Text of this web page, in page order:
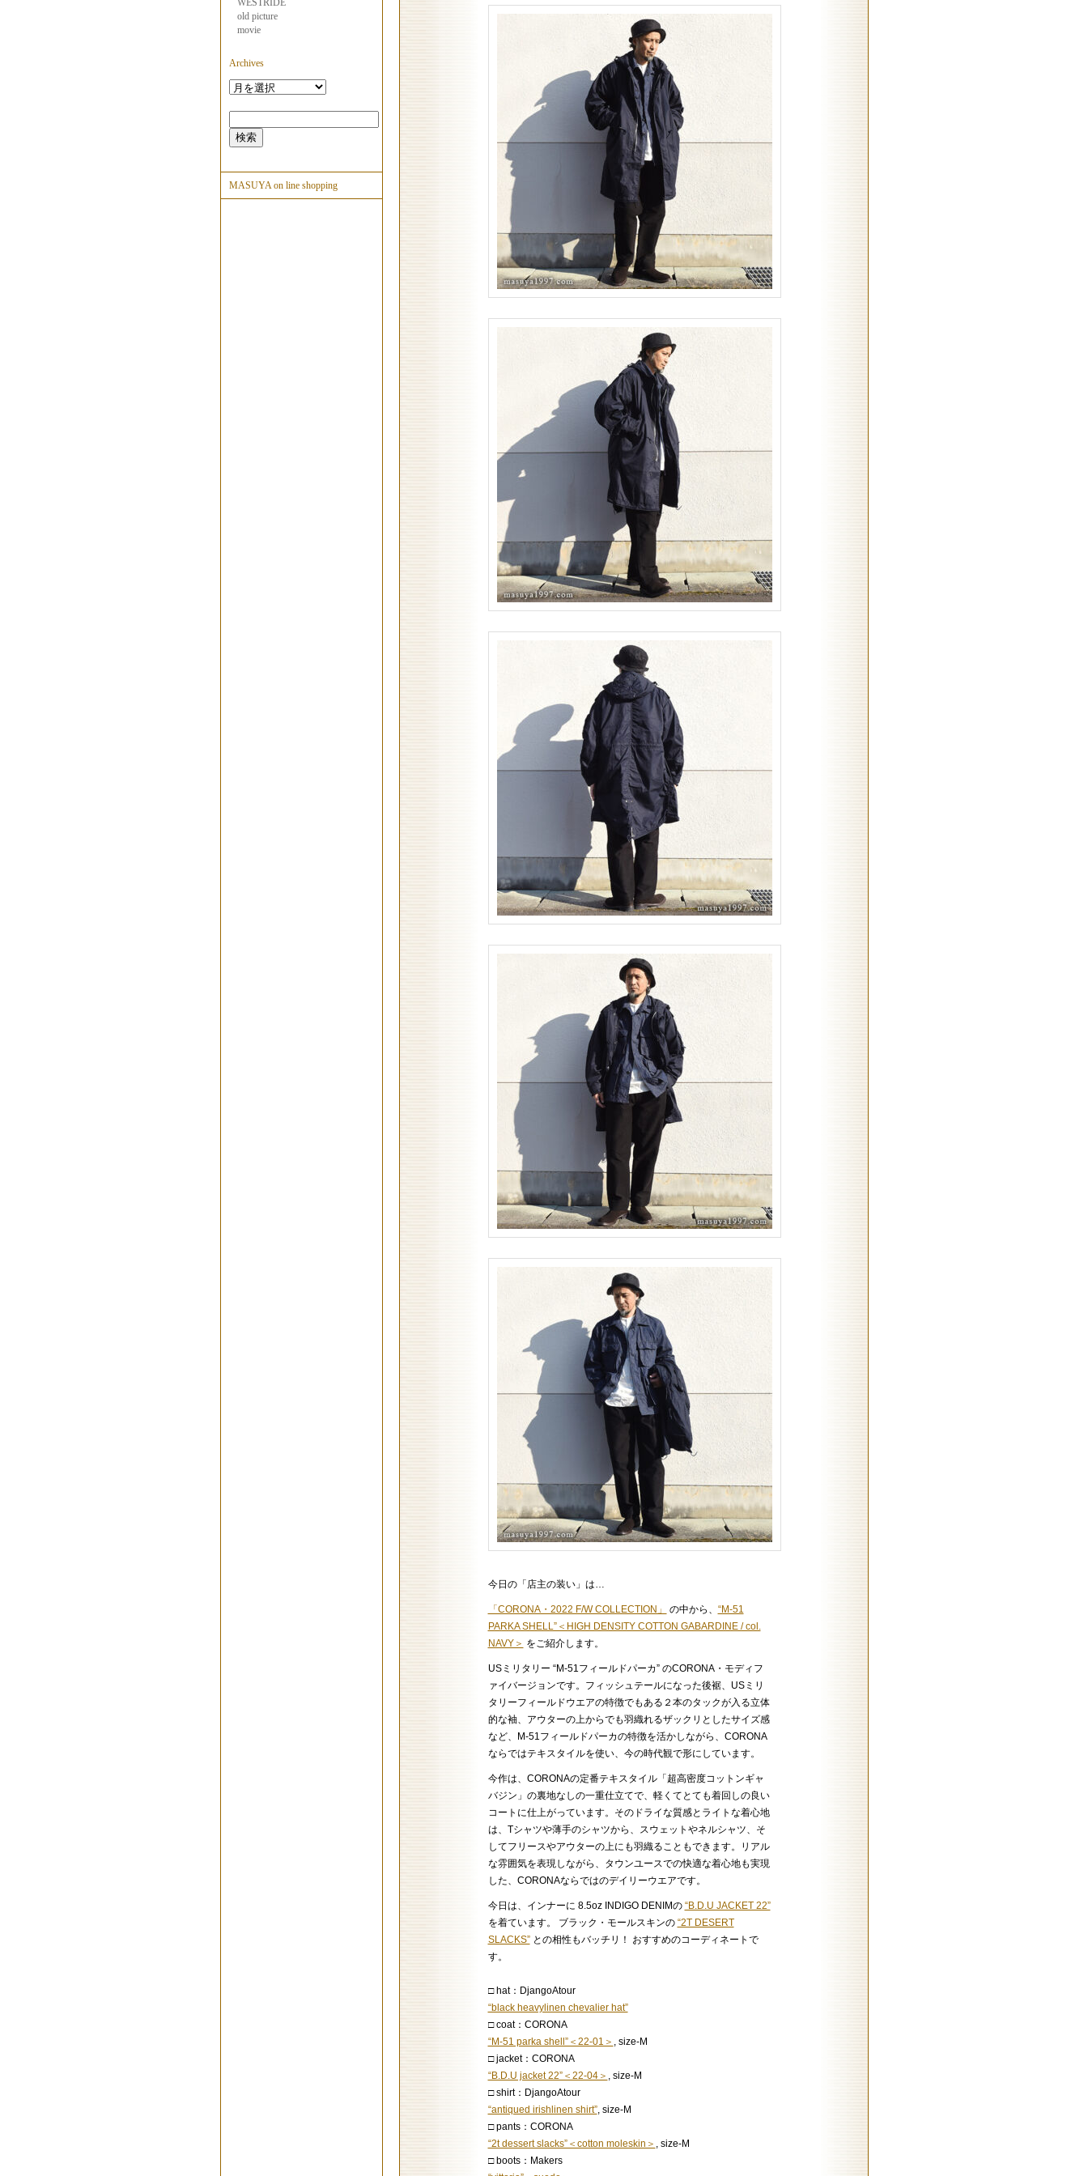
WESTRIDE
old picture
movie
Archives
MASUYA on line shopping
今日の「店主の装い」は…
「CORONA・2022 F/W COLLECTION」 の中から、 “M-51
PARKA SHELL”＜HIGH DENSITY COTTON GABARDINE / col.
NAVY＞ をご紹介します。
USミリタリー “M-51フィールドパーカ” のCORONA・モディフ
ァイバージョンです。フィッシュテールになった後裾、USミリ
タリーフィールドウエアの特徴でもある２本のタックが入る立体
的な袖、アウターの上からでも羽織れるザックリとしたサイズ感
など、M-51フィールドパーカの特徴を活かしながら、CORONA
ならではテキスタイルを使い、今の時代観で形にしています。
今作は、CORONAの定番テキスタイル「超高密度コットンギャ
バジン」の裏地なしの一重仕立てで、軽くてとても着回しの良い
コートに仕上がっています。そのドライな質感とライトな着心地
は、Tシャツや薄手のシャツから、スウェットやネルシャツ、そ
してフリースやアウターの上にも羽織ることもできます。リアル
な雰囲気を表現しながら、タウンユースでの快適な着心地も実現
した、CORONAならではのデイリーウエアです。
今日は、インナーに 8.5oz INDIGO DENIMの “B.D.U JACKET 22”
を着ています。 ブラック・モールスキンの “2T DESERT
SLACKS”との相性もバッチリ！ おすすめのコーディネートで
す。
□ hat：DjangoAtour
“black heavylinen chevalier hat”
□ coat：CORONA
“M-51 parka shell”＜22-01＞ , size-M
□ jacket：CORONA
“B.D.U jacket 22”＜22-04＞ , size-M
□ shirt：DjangoAtour
“antiqued irishlinen shirt”, size-M
□ pants：CORONA
“2t dessert slacks”＜cotton moleskin＞ , size-M
□ boots：Makers